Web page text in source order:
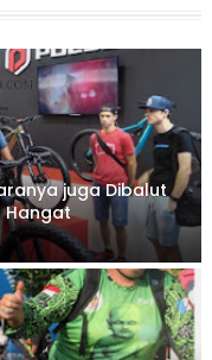
juga Dibalut
Hangat